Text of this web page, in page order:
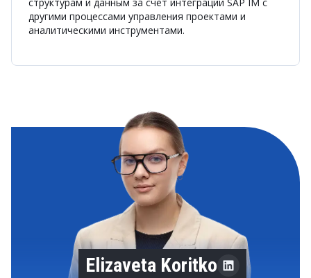
структурам и данным за счет интеграции SAP IM с
другими процессами управления проектами и
аналитическими инструментами.
Elizaveta Koritko